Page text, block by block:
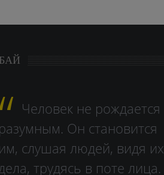
Человек не рождается
разумным. Он становится
им, слушая людей, видя их
тру­дясь в поте лица.